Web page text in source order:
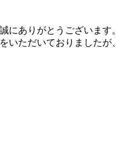
にありがとうございます。
いただいておりましたが、